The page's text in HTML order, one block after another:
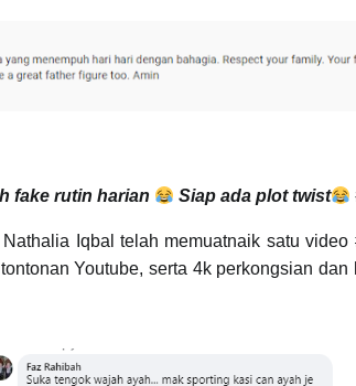
fake rutin harian Siap ada plot twist
Iqbal telah memuatnaik satu
Youtube, serta 4k perkongsian